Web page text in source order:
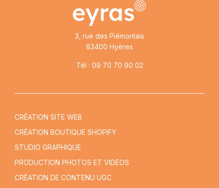
3, rue des Piémontais
83400 Hyères
Tél : 09 70 70 90 02
CRÉATION SITE WEB
CRÉATION BOUTIQUE SHOPIFY
STUDIO GRAPHIQUE
PRODUCTION PHOTOS ET VIDÉOS
CRÉATION DE CONTENU UGC